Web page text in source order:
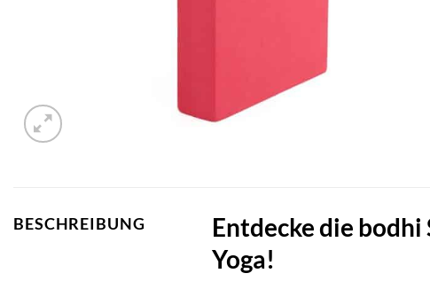
BESCHREIBUNG
Entdecke die
Yoga!